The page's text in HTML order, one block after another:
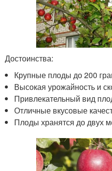
Достоинства:
Крупные плоды до 200
Высокая урожайность и
Привлекательный вид
Отличные вкусовые
Плоды хранятся до двух